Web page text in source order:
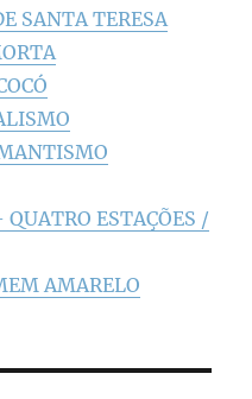
SANTA TERESA
ESTAÇÕES /
AMARELO